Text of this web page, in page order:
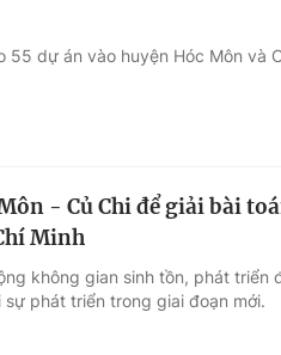
55 dự án vào huyện Hóc Môn và
- Củ Chi để giải bài
Minh
không gian sinh tồn, phát triển
phát triển trong giai đoạn mới.